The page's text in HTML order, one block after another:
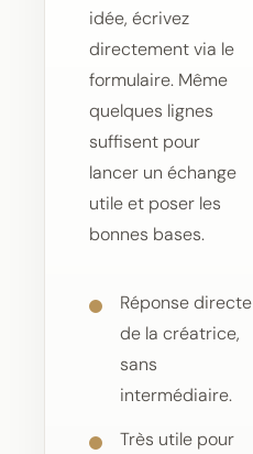
idée, écrivez
directement via le
formulaire. Même
quelques lignes
suffisent pour
lancer un échange
utile et poser les
bonnes bases.
Réponse directe
de la créatrice,
sans
intermédiaire.
Très utile pour